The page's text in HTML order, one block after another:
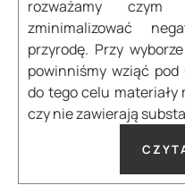
rozważamy
zminimalizować
przyrodę. Przy
powinniśmy wziąć
do tego celu materiały
czy nie zawierają